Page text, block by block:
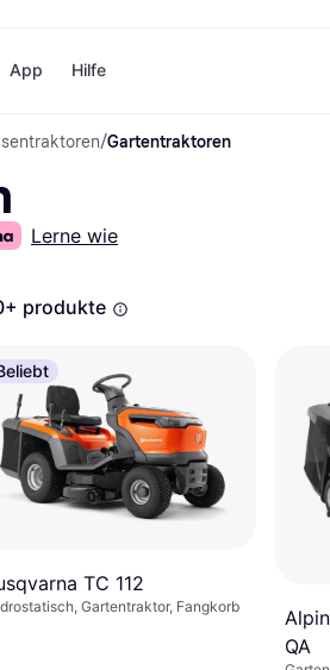
in 3
Shopping und
Shops
Temu
Kaufland.at
Shoppe und
App Hilfe
/Gartentraktoren
Lerne wie
produkte
TC 112
Gartentraktor, Fangkorb
QA